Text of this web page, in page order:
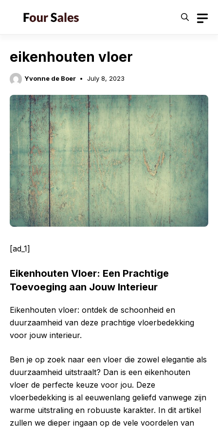
eikenhouten vloer
Yvonne de Boer July 8, 2023
[ad_1]
Eikenhouten Vloer: Een Prachtige
Toevoeging aan Jouw Interieur
Eikenhouten vloer: ontdek de schoonheid en
duurzaamheid van deze prachtige vloerbedekking
voor jouw interieur.
Ben je op zoek naar een vloer die zowel elegantie als
duurzaamheid uitstraalt? Dan is een eikenhouten
vloer de perfecte keuze voor jou. Deze
vloerbedekking is al eeuwenlang geliefd vanwege zijn
warme uitstraling en robuuste karakter. In dit artikel
zullen we dieper ingaan op de vele voordelen van